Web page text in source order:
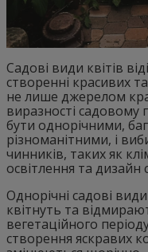
Садові види квітів
створенні красивих
не лише джерелом
виразності садовому
бути однорічними,
різноманітними, і
чинників, таких як
освітлення та дизайн
Однорічні садові
квітнуть та
вегетаційного
створення яскравих